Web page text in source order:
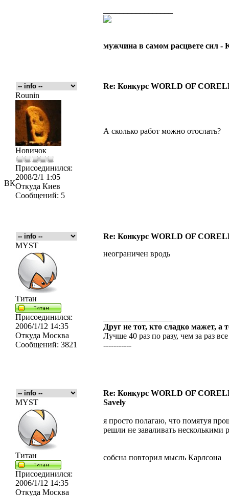
ВК
мужчина в самом расцвете сил -
Re: Конкурс WORLD OF
Rounin
Новичок
Присоединился:
2008/2/1 1:05
Откуда Киев
Сообщений: 5
А сколько работ можно отослать?
Re: Конкурс WORLD OF
MYST
Титан
Присоединился:
2006/1/12 14:35
Откуда Москва
Сообщений: 3821
неограничен вродь
Друг не тот, кто сладко мажет, а
Лучше 40 раз по разу, чем за раз
-----------
Re: Конкурс WORLD OF
MYST
Титан
Присоединился:
2006/1/12 14:35
Откуда Москва
Savely
я просто полагаю, что помятуя
решли не заваливать несколькими
собсна повторил мысль Карлсона